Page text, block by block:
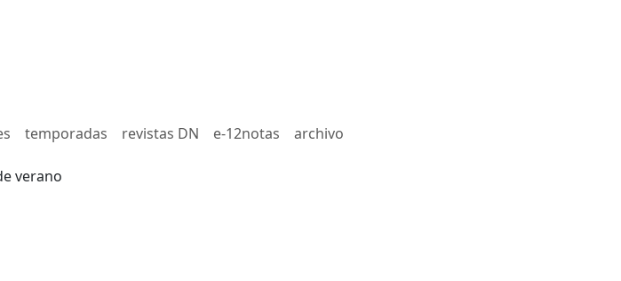
temporadas revistas DN e-12notas archivo
verano